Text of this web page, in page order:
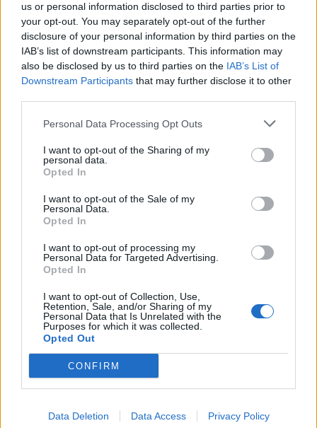
us or personal information disclosed to third parties prior to
your opt-out. You may separately opt-out of the further
disclosure of your personal information by third parties on the
IAB’s list of downstream participants. This information may
also be disclosed by us to third parties on the IAB’s List of
Downstream Participants that may further disclose it to other
Personal Data Processing Opt Outs
I want to opt-out of the Sharing of my
personal data.
Opted In
I want to opt-out of the Sale of my
Personal Data.
Opted In
I want to opt-out of processing my
Personal Data for Targeted Advertising.
Opted In
I want to opt-out of Collection, Use,
Retention, Sale, and/or Sharing of my
Personal Data that Is Unrelated with the
Purposes for which it was collected.
Opted Out
CONFIRM
Data Deletion Data Access Privacy Policy
Save my name, email, and website in this browser for the
next time I comment.
Notify me of follow-up comments by email.
13,262 Követő
LEGFRISSEBB
Minka 14. rész